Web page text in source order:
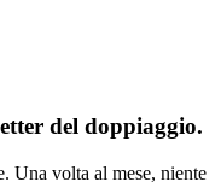
del doppiaggio.
Una volta al mese, niente